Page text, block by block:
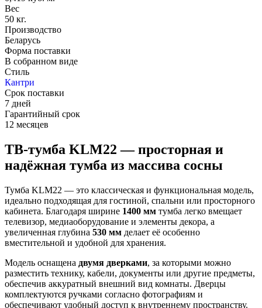
Вес
50 кг.
Производство
Беларусь
Форма поставки
В собранном виде
Стиль
Кантри
Срок поставки
7 дней
Гарантийный срок
12 месяцев
ТВ-тумба KLM22 — просторная и
надёжная тумба из массива сосны
Тумба KLM22 — это классическая и функциональная модель,
идеально подходящая для гостиной, спальни или просторного
кабинета. Благодаря ширине 1400 мм тумба легко вмещает
телевизор, медиаоборудование и элементы декора, а
увеличенная глубина 530 мм делает её особенно
вместительной и удобной для хранения.
Модель оснащена двумя дверками, за которыми можно
разместить технику, кабели, документы или другие предметы,
обеспечив аккуратный внешний вид комнаты. Дверцы
комплектуются ручками согласно фотографиям и
обеспечивают удобный доступ к внутреннему пространству.